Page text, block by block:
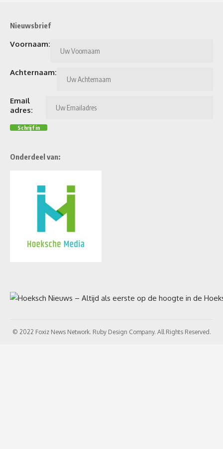
Nieuwsbrief
Voornaam:
Achternaam:
Email
adres:
Onderdeel van:
© 2022 Foxiz News Network. Ruby Design Company. All Rights Reserved.